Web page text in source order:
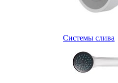
Системы слива